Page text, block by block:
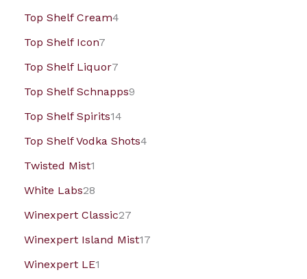
Top Shelf Cream4
Top Shelf Icon7
Top Shelf Liquor7
Top Shelf Schnapps9
Top Shelf Spirits14
Top Shelf Vodka Shots4
Twisted Mist1
White Labs28
Winexpert Classic27
Winexpert Island Mist17
Winexpert LE1